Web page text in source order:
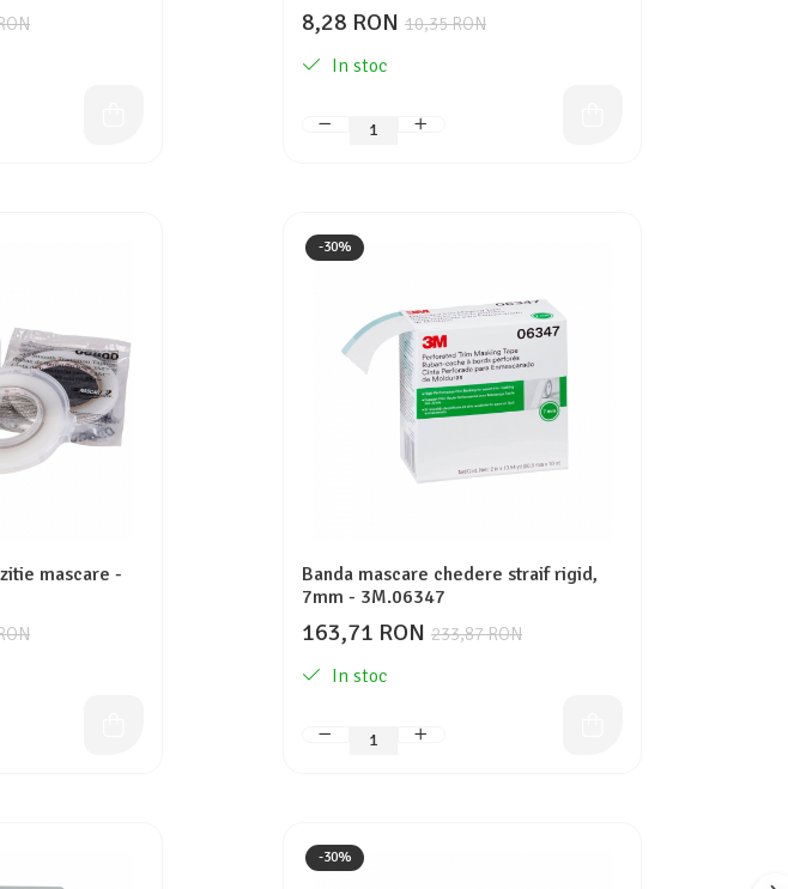
10,35 RON
8,28 RON
In stoc
mascare -
-30%
Banda mascare chedere straif rigid,
7mm - 3M.06347
233,87 RON
163,71 RON
In stoc
-30%